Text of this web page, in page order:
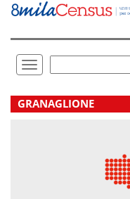
Vai
direttamente
Toggle
navigation
.
GRANAGLIONE